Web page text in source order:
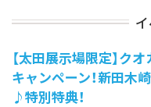
【太田展示場限定】ク
キャンペーン！新田木
♪特別特典！